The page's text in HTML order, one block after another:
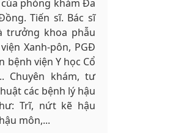
phòng khám Đa
Tiến sĩ. Bác sĩ
trưởng khoa phẫu
Xanh-pôn, PGĐ
bệnh viện Y học Cổ
Chuyên khám, tư
các bệnh lý hậu
Trĩ, nứt kẽ hậu
môn,...